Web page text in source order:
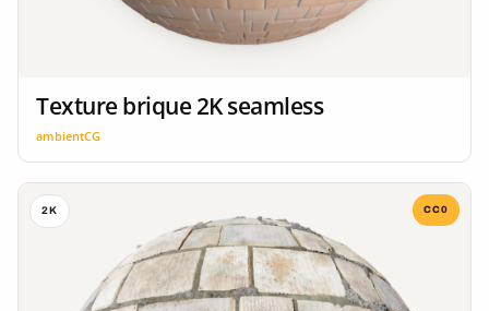
Texture brique 2K seamless
ambientCG
2K CC0